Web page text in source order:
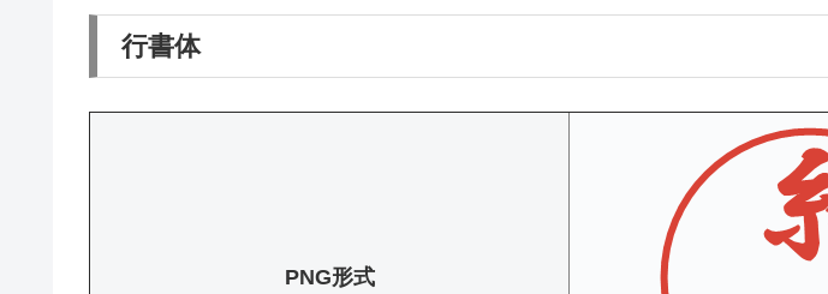
行書体
PNG形式